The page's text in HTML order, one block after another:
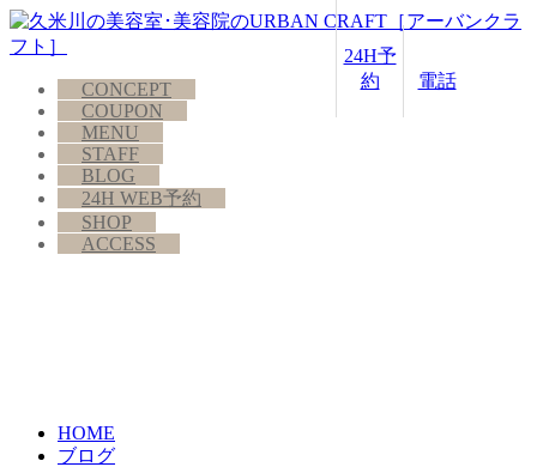
24H予
約
電話
CONCEPT
COUPON
MENU
STAFF
BLOG
24H WEB予約
SHOP
ACCESS
HOME
ブログ